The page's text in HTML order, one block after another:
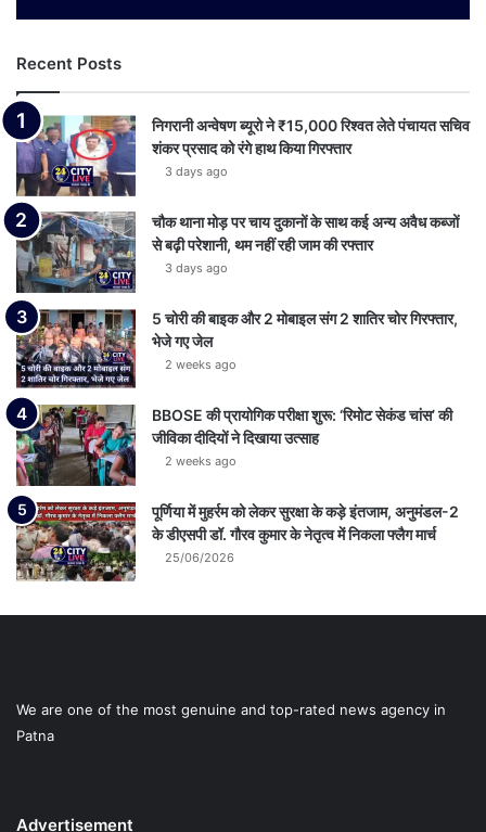
Recent Posts
निगरानी अन्वेषण ब्यूरो ने ₹15,000 रिश्वत लेते पंचायत सचिव
शंकर प्रसाद को रंगे हाथ किया गिरफ्तार
3 days ago
चौक थाना मोड़ पर चाय दुकानों के साथ कई अन्य अवैध कब्जों
से बढ़ी परेशानी, थम नहीं रही जाम की रफ्तार
3 days ago
5 चोरी की बाइक और 2 मोबाइल संग 2 शातिर चोर गिरफ्तार,
भेजे गए जेल
2 weeks ago
BBOSE की प्रायोगिक परीक्षा शुरू: ‘रिमोट सेकंड चांस’ की
जीविका दीदियों ने दिखाया उत्साह
2 weeks ago
पूर्णिया में मुहर्रम को लेकर सुरक्षा के कड़े इंतजाम, अनुमंडल-2
के डीएसपी डॉ. गौरव कुमार के नेतृत्व में निकला फ्लैग मार्च
25/06/2026
We are one of the most genuine and top-rated news agency in
Patna
Advertisement